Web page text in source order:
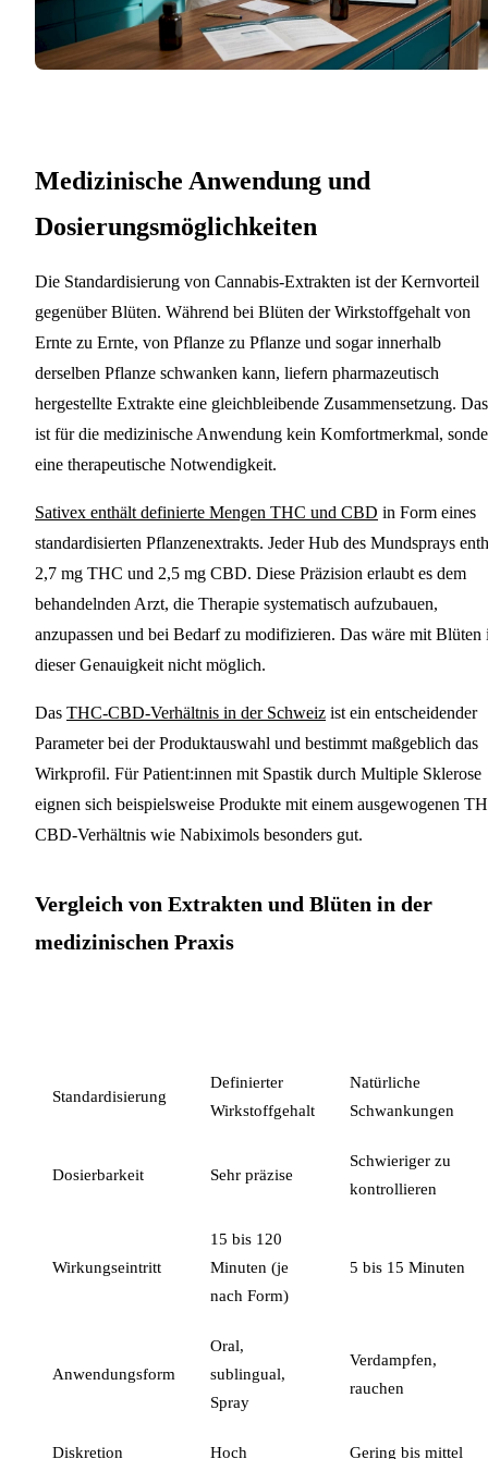
Medizinische Anwendung und
Dosierungsmöglichkeiten
Die Standardisierung von Cannabis-Extrakten ist der Kernvorteil
gegenüber Blüten. Während bei Blüten der Wirkstoffgehalt von
Ernte zu Ernte, von Pflanze zu Pflanze und sogar innerhalb
derselben Pflanze schwanken kann, liefern pharmazeutisch
hergestellte Extrakte eine gleichbleibende Zusammensetzung. Das
ist für die medizinische Anwendung kein Komfortmerkmal,
eine therapeutische Notwendigkeit.
Sativex enthält definierte Mengen THC und CBD in Form eines
standardisierten Pflanzenextrakts. Jeder Hub des Mundsprays
2,7 mg THC und 2,5 mg CBD. Diese Präzision erlaubt es dem
behandelnden Arzt, die Therapie systematisch aufzubauen,
anzupassen und bei Bedarf zu modifizieren. Das wäre mit Blüten
dieser Genauigkeit nicht möglich.
Das THC-CBD-Verhältnis in der Schweiz ist ein entscheidender
Parameter bei der Produktauswahl und bestimmt maßgeblich das
Wirkprofil. Für Patient:innen mit Spastik durch Multiple Sklerose
eignen sich beispielsweise Produkte mit einem ausgewogenen
CBD-Verhältnis wie Nabiximols besonders gut.
Vergleich von Extrakten und Blüten in der
medizinischen Praxis
Standardisierung
Definierter
Wirkstoffgehalt
Natürliche
Schwankungen
Dosierbarkeit Sehr präzise
Schwieriger zu
kontrollieren
Wirkungseintritt
15 bis 120
Minuten (je
nach Form)
5 bis 15 Minuten
Anwendungsform
Oral,
sublingual,
Spray
Verdampfen,
rauchen
Diskretion Hoch Gering bis mittel